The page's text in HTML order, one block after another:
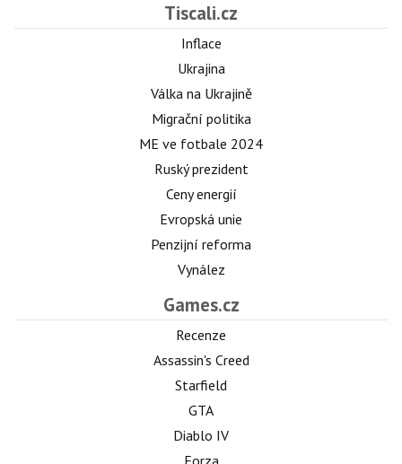
Tiscali.cz
Inflace
Ukrajina
Válka na Ukrajině
Migrační politika
ME ve fotbale 2024
Ruský prezident
Ceny energií
Evropská unie
Penzijní reforma
Vynález
Games.cz
Recenze
Assassin's Creed
Starfield
GTA
Diablo IV
Forza